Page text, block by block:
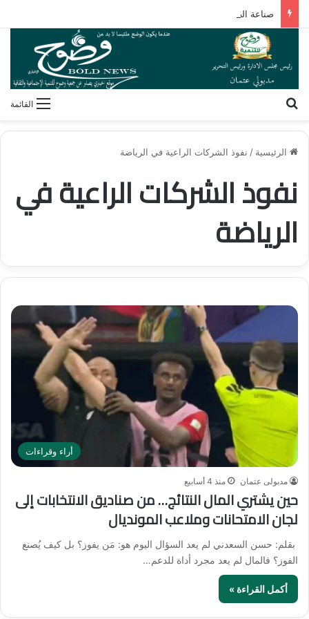
صناعة الصورة الذهنية.. كيف يشكل الإعلام رؤيتنا لأنفسنا وللآخرين؟
القائمة
الرئيسية / نفوذ الشركات الراعية في الرياضة
نفوذ الشركات الراعية في
الرياضة
أراء وقراءات
مدبولى عتمان منذ 4 أسابيع
حين يشتري المال النتائج… من صناديق الانتخابات إلى
لجان الامتحانات وملاعب المونديال
بقلم: حسن السعدني لم يعد السؤال اليوم هو: مَن يفوز؟ بل كيف يُصنع
الفوز؟ فالمال لم يعد مجرد أداة للدعم…
أكمل القراءة »